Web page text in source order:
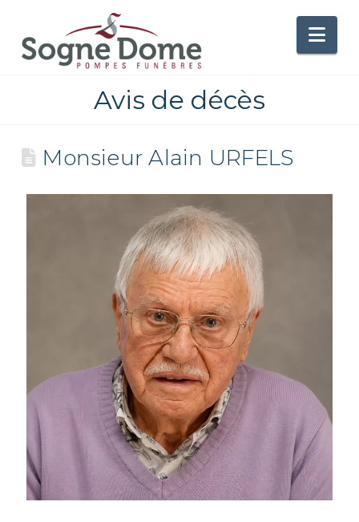
Avis de décès
Monsieur Alain URFELS